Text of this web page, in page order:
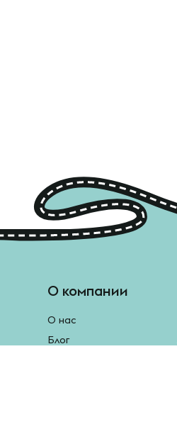
О компании
О нас
Блог